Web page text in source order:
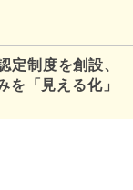
定制度を創設、
を「見える化」